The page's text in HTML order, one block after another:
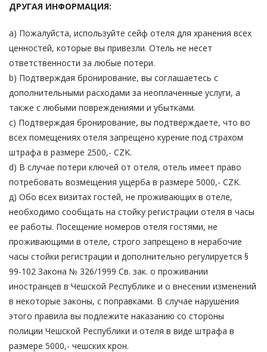
ДРУГАЯ ИНФОРМАЦИЯ:
a) Пожалуйста, используйте сейф отеля для хранения всех
ценностей, которые вы привезли. Отель не несет
ответственности за любые потери.
b) Подтверждая бронирование, вы соглашаетесь с
дополнительными расходами за неоплаченные услуги, а
также с любыми повреждениями и убытками.
c) Подтверждая бронирование, вы подтверждаете, что во
всех помещениях отеля запрещено курение под страхом
штрафа в размере 2500,- CZK.
d) В случае потери ключей от отеля, отель имеет право
потребовать возмещения ущерба в размере 5000,- CZK.
д) Обо всех визитах гостей, не проживающих в отеле,
необходимо сообщать на стойку регистрации отеля в часы
ее работы. Посещение номеров отеля гостями, не
проживающими в отеле, строго запрещено в нерабочие
часы стойки регистрации и дополнительно регулируется §
99-102 Закона № 326/1999 Св. зак. о проживании
иностранцев в Чешской Республике и о внесении изменений
в некоторые законы, с поправками. В случае нарушения
этого правила вы подлежите наказанию со стороны
полиции Чешской Республики и отеля в виде штрафа в
размере 5000,- чешских крон.